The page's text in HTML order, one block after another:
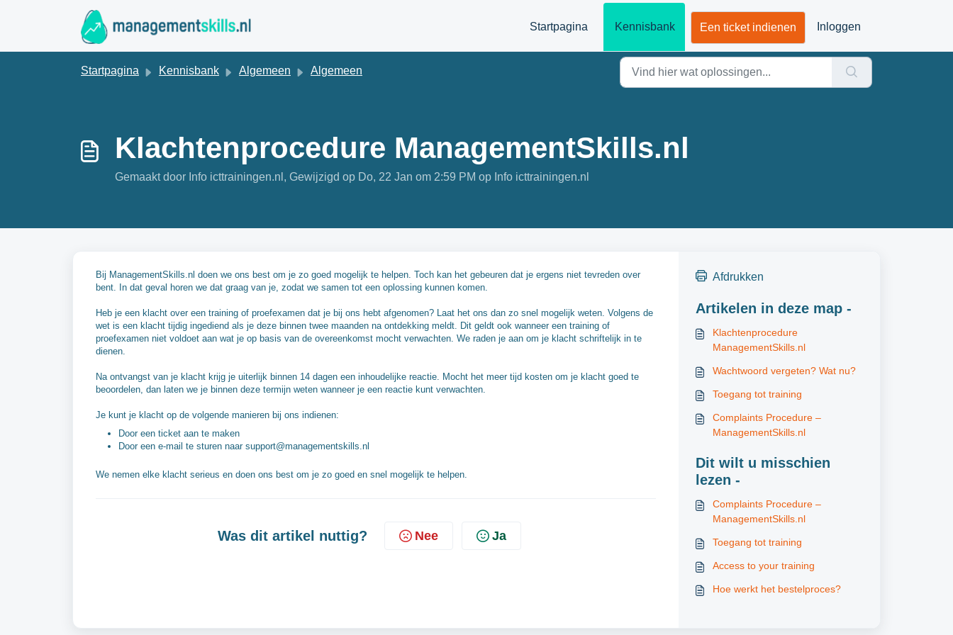
Startpagina
Kennisbank Een ticket indienen Inloggen
Startpagina Kennisbank Algemeen Algemeen
Klachtenprocedure ManagementSkills.nl
Gemaakt door Info icttrainingen.nl, Gewijzigd op Do, 22 Jan om 2:59 PM op Info icttrainingen.nl
Bij ManagementSkills.nl doen we ons best om je zo goed mogelijk te helpen. Toch kan het gebeuren dat je ergens niet tevreden over
bent. In dat geval horen we dat graag van je, zodat we samen tot een oplossing kunnen komen.
Heb je een klacht over een training of proefexamen dat je bij ons hebt afgenomen? Laat het ons dan zo snel mogelijk weten. Volgens de
wet is een klacht tijdig ingediend als je deze binnen twee maanden na ontdekking meldt. Dit geldt ook wanneer een training of
proefexamen niet voldoet aan wat je op basis van de overeenkomst mocht verwachten. We raden je aan om je klacht schriftelijk in te
dienen.
Na ontvangst van je klacht krijg je uiterlijk binnen 14 dagen een inhoudelijke reactie. Mocht het meer tijd kosten om je klacht goed te
beoordelen, dan laten we je binnen deze termijn weten wanneer je een reactie kunt verwachten.
Je kunt je klacht op de volgende manieren bij ons indienen:
Door een ticket aan te maken
Door een e-mail te sturen naar support@managementskills.nl
We nemen elke klacht serieus en doen ons best om je zo goed en snel mogelijk te helpen.
Was dit artikel nuttig? Nee Ja
Afdrukken
Artikelen in deze map -
Klachtenprocedure
ManagementSkills.nl
Wachtwoord vergeten? Wat nu?
Toegang tot training
Complaints Procedure –
ManagementSkills.nl
Dit wilt u misschien
lezen -
Complaints Procedure –
ManagementSkills.nl
Toegang tot training
Access to your training
Hoe werkt het bestelproces?